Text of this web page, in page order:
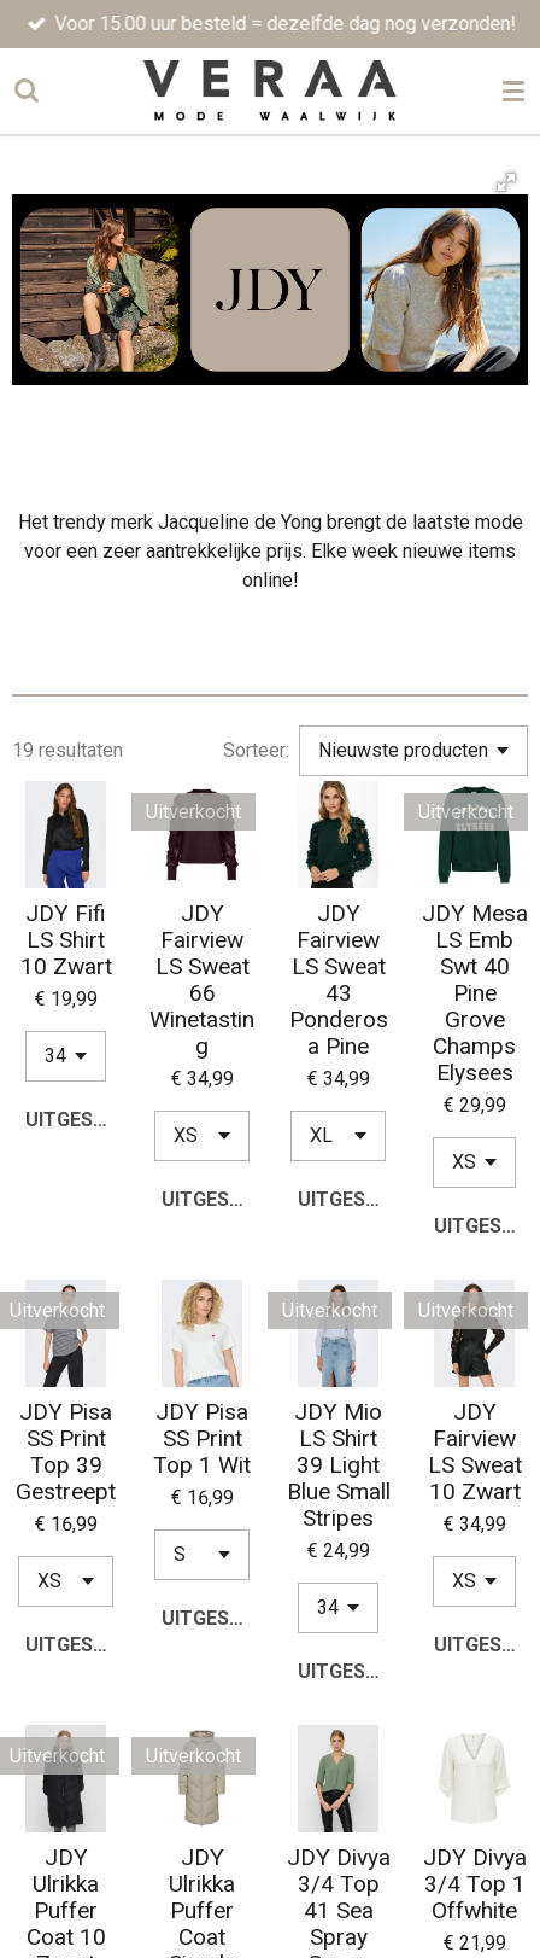
Ga
direct
naar
hoofdinhoud
Voor 15.00 uur besteld = dezelfde dag nog verzonden!
Het trendy merk Jacqueline de Yong brengt de laatste mode
voor een zeer aantrekkelijke prijs. Elke week nieuwe items
online!
19 resultaten Sorteer:
JDY Fifi
LS Shirt
10 Zwart
€ 19,99
UITGESCHAKELD
Uitverkocht
JDY
Fairview
LS Sweat
66
Winetastin
g
€ 34,99
UITGESCHAKELD
JDY
Fairview
LS Sweat
43
Ponderos
a Pine
€ 34,99
UITGESCHAKELD
Uitverkocht
JDY Mesa
LS Emb
Swt 40
Pine
Grove
Champs
Elysees
€ 29,99
Uitverkocht
JDY Pisa
SS Print
Top 39
Gestreept
€ 16,99
UITGESCHAKELD
JDY Pisa
SS Print
Top 1 Wit
€ 16,99
UITGESCHAKELD
Uitverkocht
JDY Mio
LS Shirt
39 Light
Blue Small
Stripes
€ 24,99
UITGESCHAKELD
Uitverkocht
JDY
Fairview
LS Sweat
10 Zwart
€ 34,99
Uitverkocht
JDY
Ulrikka
Puffer
Coat 10
Uitverkocht
JDY
Ulrikka
Puffer
Coat
JDY Divya
3/4 Top
41 Sea
Spray
JDY Divya
3/4 Top 1
Offwhite
€ 21,99